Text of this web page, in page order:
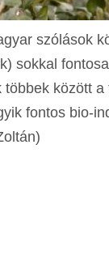
szólások
sokkal
között
fontos bio-